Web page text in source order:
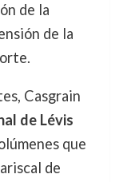
de la
de la
Casgrain
de Lévis
que
de